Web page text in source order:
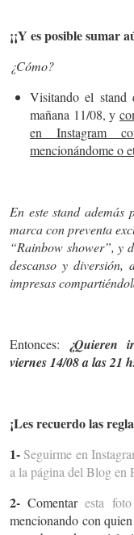
¡¡Y es posible sumar
¿Cómo?
Visitando el stand
mañana 11/08, y
en Instagram
mencionándome o
En este stand
marca con preventa
“Rainbow shower”, y
descanso y diversión,
impresas
Entonces:
¿Quieren
viernes 14/08 a las 21
¡Les recuerdo las
1- Seguirme en
a la página del Blog en
2- Comentaresta
mencionando con